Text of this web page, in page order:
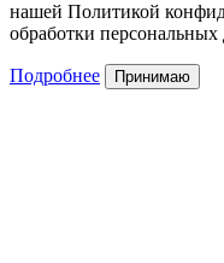
нашей Политикой
обработки
Подробнее Принимаю